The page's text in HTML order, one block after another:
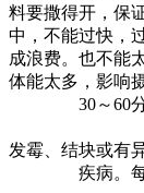
料要撒得开，保
中，不能过快，
成浪费。也不能
体能太多，影响
30～60
发霉、结块或有
疾病。